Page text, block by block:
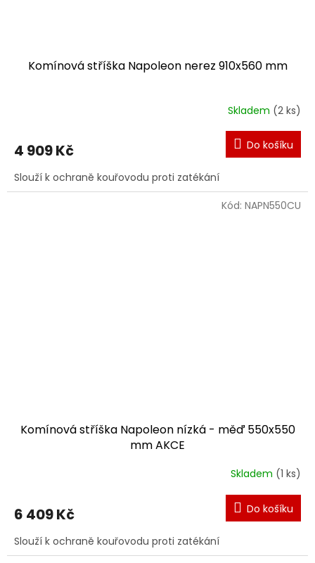
Komínová stříška Napoleon nerez 910x560 mm
Skladem (2 ks)
4 909 Kč Do košíku
Slouží k ochraně kouřovodu proti zatékání
Komínová stříška Napoleon nízká - měď 550x550
mm AKCE
Skladem (1 ks)
6 409 Kč Do košíku
Slouží k ochraně kouřovodu proti zatékání
Kód: NAPN550CU